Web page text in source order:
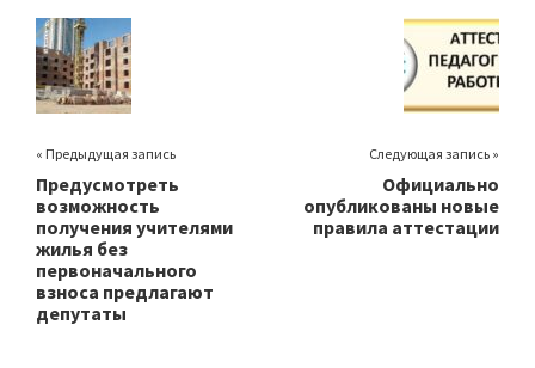
« Предыдущая запись
Предусмотреть
возможность
получения учителями
жилья без
первоначального
взноса предлагают
депутаты
Следующая запись »
Официально
опубликованы новые
правила аттестации